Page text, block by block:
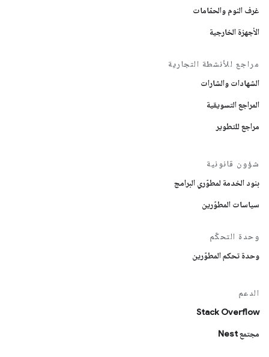
غرف النوم والحمّامات
الأجهزة الخارجية
مراجع للأنشطة التجارية
الشهادات والشارات
المراجع التسويقية
مراجع للتطوير
شؤون قانونية
بنود الخدمة لمطوّري البرامج
سياسات المطوّرين
وحدة التحكّم
وحدة تحكم المطوّرين
الدعم
Stack Overflow
مجتمع Nest